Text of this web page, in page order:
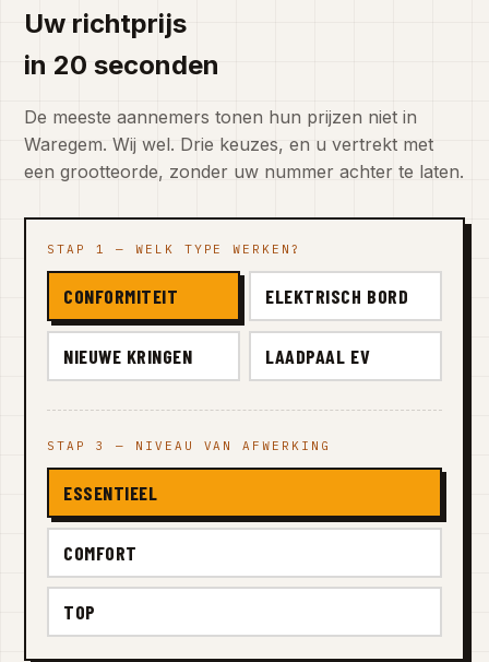
Uw richtprijs
in 20 seconden
De meeste aannemers tonen hun prijzen niet in
Waregem. Wij wel. Drie keuzes, en u vertrekt met
een grootteorde, zonder uw nummer achter te laten.
STAP 1 — WELK TYPE WERKEN?
CONFORMITEIT ELEKTRISCH BORD
NIEUWE KRINGEN LAADPAAL EV
STAP 3 — NIVEAU VAN AFWERKING
ESSENTIEEL
COMFORT
TOP